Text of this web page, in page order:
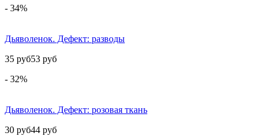
- 34%
Дьяволенок. Дефект: разводы
35 руб53 руб
- 32%
Дьяволенок. Дефект: розовая ткань
30 руб44 руб